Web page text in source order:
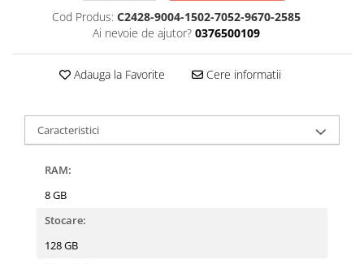
Cod Produs: C2428-9004-1502-7052-9670-2585
Ai nevoie de ajutor? 0376500109
Adauga la Favorite Cere informatii
Caracteristici
RAM:
8 GB
Stocare:
128 GB